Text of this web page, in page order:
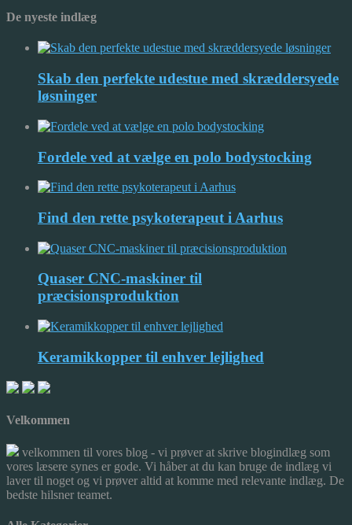
De nyeste indlæg
Skab den perfekte udestue med skræddersyede
løsninger
Fordele ved at vælge en polo bodystocking
Find den rette psykoterapeut i Aarhus
Quaser CNC-maskiner til
præcisionsproduktion
Keramikkopper til enhver lejlighed
Velkommen
velkommen til vores blog - vi prøver at skrive blogindlæg som
vores læsere synes er gode. Vi håber at du kan bruge de indlæg vi
laver til noget og vi prøver altid at komme med relevante indlæg. De
bedste hilsner teamet.